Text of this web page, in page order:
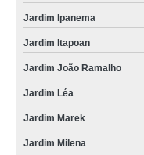
Jardim Ipanema
Jardim Itapoan
Jardim João Ramalho
Jardim Léa
Jardim Marek
Jardim Milena